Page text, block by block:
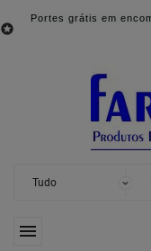

Portes grátis em
